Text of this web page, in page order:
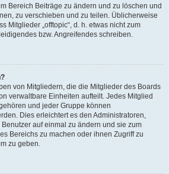
Bereich Beiträge zu ändern und zu löschen und
zu verschieben und zu teilen. Üblicherweise
Mitglieder „offtopic“, d. h. etwas nicht zum
bzw. Angreifendes schreiben.
von Mitgliedern, die die Mitglieder des Boards
verwaltbare Einheiten aufteilt. Jedes Mitglied
und jeder Gruppe können
Dies erleichtert es den Administratoren,
auf einmal zu ändern und sie zum
Bereichs zu machen oder ihnen Zugriff zu
zu geben.